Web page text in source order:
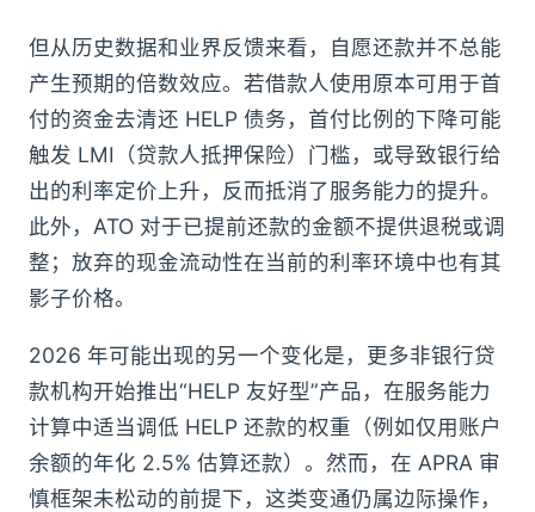
但从历史数据和业界反馈来看，自愿还款并不总能
产生预期的倍数效应。若借款人使用原本可用于首
付的资金去清还 HELP 债务，首付比例的下降可能
触发 LMI（贷款人抵押保险）门槛，或导致银行给
出的利率定价上升，反而抵消了服务能力的提升。
此外，ATO 对于已提前还款的金额不提供退税或调
整；放弃的现金流动性在当前的利率环境中也有其
影子价格。
2026 年可能出现的另一个变化是，更多非银行贷
款机构开始推出“HELP 友好型”产品，在服务能力
计算中适当调低 HELP 还款的权重（例如仅用账户
余额的年化 2.5% 估算还款）。然而，在 APRA 审
慎框架未松动的前提下，这类变通仍属边际操作，